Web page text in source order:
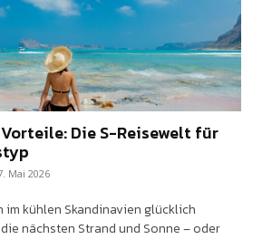
Die S-Reisewelt für
Mai 2026
im kühlen Skandinavien glücklich
nächsten Strand und Sonne – oder